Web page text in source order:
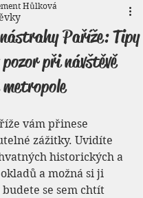
Paříže: Tipy
při návštěvě
Hůlková
vám přinese
zážitky. Uvidíte
historických a
a možná si ji
se sem chtít